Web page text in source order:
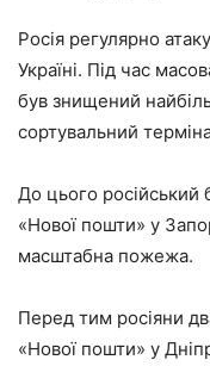
Росія регулярно
Україні. Під час
був знищений
сортувальний
До цього російський
«Нової пошти» у
масштабна пожежа.
Перед тим росіяни
«Нової пошти» у